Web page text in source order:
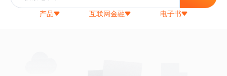
产品 互联网金融 电子书